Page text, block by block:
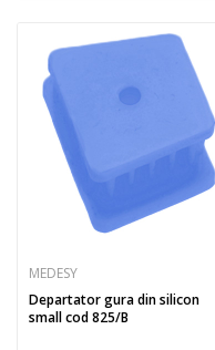
MEDESY
Departator gura din silicon
small cod 825/B